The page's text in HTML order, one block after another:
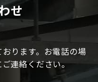
せ
ります。お電話の場
連絡ください。